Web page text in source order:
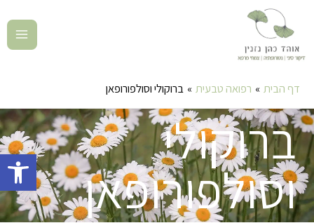
פתח
דף הבית רפואה טבעית ברוקולי וסולפורופאן
ברוקולי
וסולפורופאן